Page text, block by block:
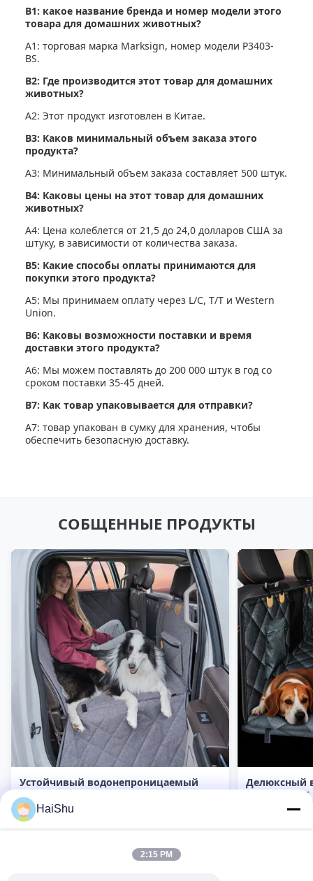
В1: какое название бренда и номер модели этого
товара для домашних животных?
A1: торговая марка Marksign, номер модели P3403-
BS.
В2: Где производится этот товар для домашних
животных?
A2: Этот продукт изготовлен в Китае.
В3: Каков минимальный объем заказа этого
продукта?
A3: Минимальный объем заказа составляет 500 штук.
В4: Каковы цены на этот товар для домашних
животных?
A4: Цена колеблется от 21,5 до 24,0 долларов США за
штуку, в зависимости от количества заказа.
В5: Какие способы оплаты принимаются для
покупки этого продукта?
A5: Мы принимаем оплату через L/C, T/T и Western
Union.
В6: Каковы возможности поставки и время
доставки этого продукта?
A6: Мы можем поставлять до 200 000 штук в год со
сроком поставки 35-45 дней.
В7: Как товар упаковывается для отправки?
A7: товар упакован в сумку для хранения, чтобы
обеспечить безопасную доставку.
СОБЩЕННЫЕ ПРОДУКТЫ
Устойчивый водонепроницаемый
крышка автомобильного сиденья для
домашних животных защищает
автомобильную обивку. Сохраняет
чистыми во время путешествия.
Делюксный
сиденье
HaiShu
2:15 PM